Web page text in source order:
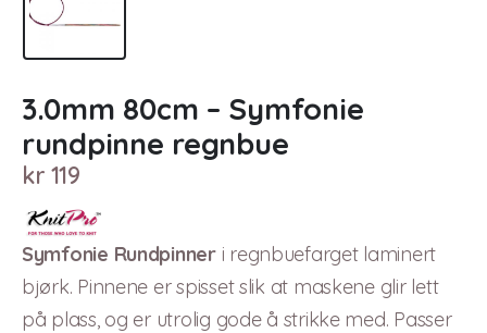
3.0mm 80cm – Symfonie
rundpinne regnbue
kr 119
Symfonie Rundpinneri regnbuefarget laminert
bjørk. Pinnene er spisset slik at maskene glir lett
på plass, og er utrolig gode å strikke med. Passer